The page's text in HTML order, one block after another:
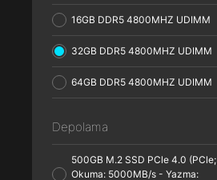
16GB DDR5 4800MHZ UDIMM
32GB DDR5 4800MHZ UDIMM
64GB DDR5 4800MHZ UDIMM
Depolama
500GB M.2 SSD PCle 4.0 (PCle;
Okuma: 5000MB/s - Yazma: